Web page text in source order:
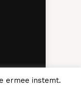
ermee instemt.